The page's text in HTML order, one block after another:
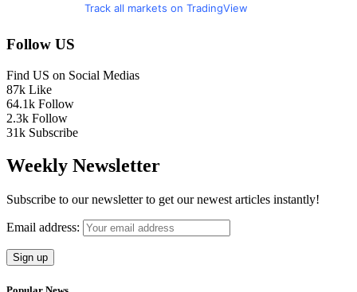
Track all markets on TradingView
Follow US
Find US on Social Medias
87k Like
64.1k Follow
2.3k Follow
31k Subscribe
Weekly Newsletter
Subscribe to our newsletter to get our newest articles instantly!
Email address: